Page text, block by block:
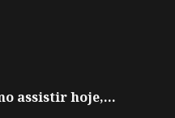
assistir hoje,...